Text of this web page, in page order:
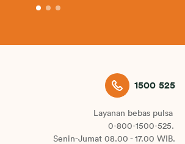
1500 525
Layanan bebas pulsa
0-800-1500-525.
Senin-Jumat 08.00 - 17.00 WIB.